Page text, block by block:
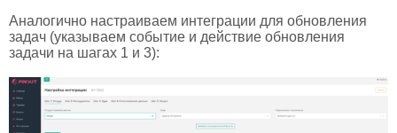
Аналогично настраиваем интеграции для обновления
задач (указываем событие и действие обновления
задачи на шагах 1 и 3):